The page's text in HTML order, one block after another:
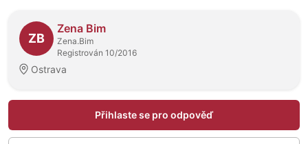
O prodejci
ZB
Zena Bim
Zena.Bim
Registrován 10/2016
Ostrava
Přihlaste se pro odpověď